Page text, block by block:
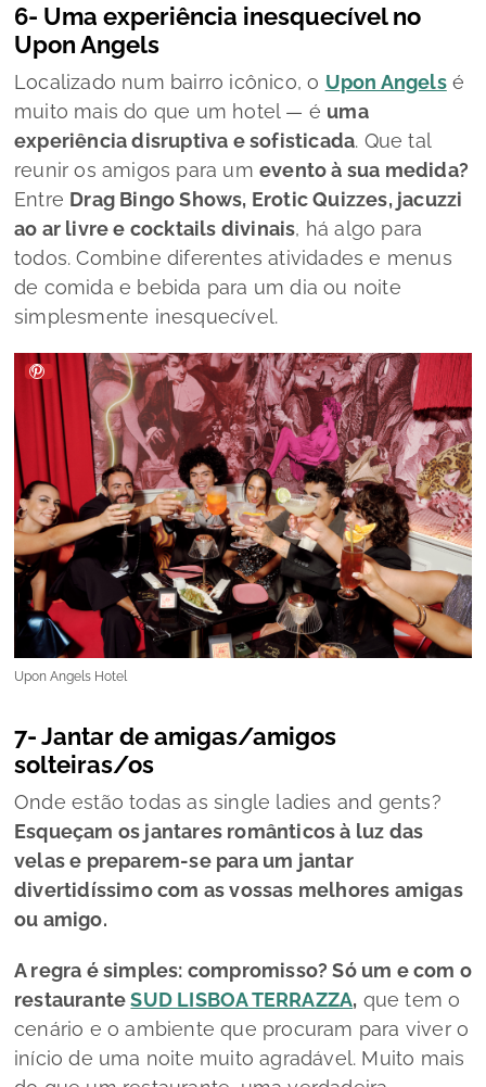
6- Uma experiência inesquecível no
Upon Angels
Localizado num bairro icônico, o Upon Angelsé
muito mais do que um hotel — é uma
experiência disruptiva e sofisticada. Que tal
reunir os amigos para um evento à sua medida?
Entre Drag Bingo Shows, Erotic Quizzes, jacuzzi
ao ar livre e cocktails divinais, há algo para
todos. Combine diferentes atividades e menus
de comida e bebida para um dia ou noite
simplesmente inesquecível.
Upon Angels Hotel
7- Jantar de amigas/amigos
solteiras/os
Onde estão todas as single ladies and gents?
Esqueçam os jantares românticos à luz das
velas e preparem-se para um jantar
divertidíssimo com as vossas melhores amigas
ou amigo.
A regra é simples: compromisso? Só um e com o
restauranteSUD LISBOA TERRAZZA, que tem o
cenário e o ambiente que procuram para viver o
início de uma noite muito agradável. Muito mais